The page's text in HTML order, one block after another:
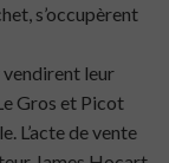
s’occupèrent
vendirent leur
Gros et Picot
L’acte de vente